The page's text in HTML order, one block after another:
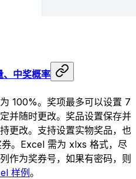
、中奖概率
100%。奖项最多可以设置 7
并随时更改。奖品设置保存并
更改。支持设置实物奖品，也
。Excel 需为 xlxs 格式，尽
作为奖券号，如果有密码，则
样例。